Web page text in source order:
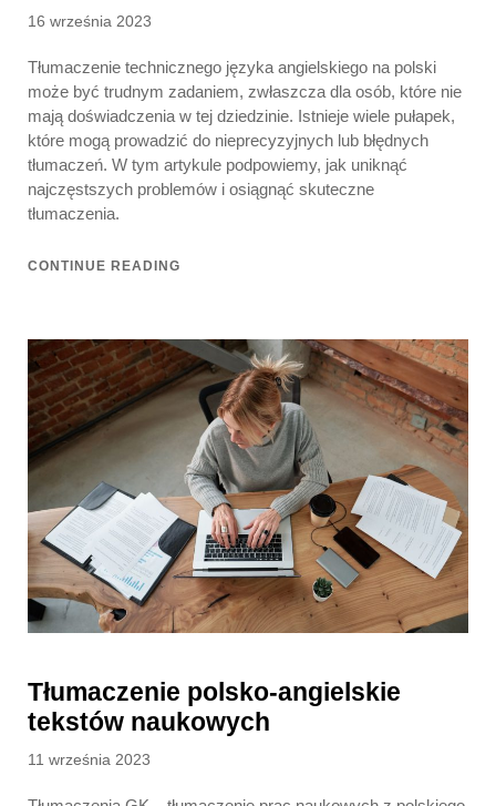
Posted
16 września 2023
Tłumaczenie technicznego języka angielskiego na polski
może być trudnym zadaniem, zwłaszcza dla osób, które nie
mają doświadczenia w tej dziedzinie. Istnieje wiele pułapek,
które mogą prowadzić do nieprecyzyjnych lub błędnych
tłumaczeń. W tym artykule podpowiemy, jak uniknąć
najczęstszych problemów i osiągnąć skuteczne
tłumaczenia.
CONTINUE READING
Tłumaczenie polsko-angielskie
tekstów naukowych
Posted
11 września 2023